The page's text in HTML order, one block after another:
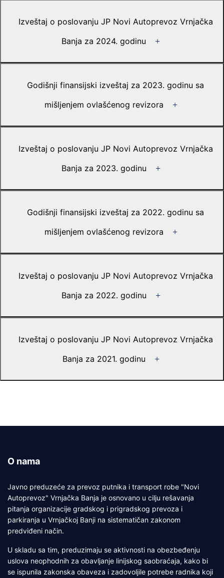
Izveštaj o poslovanju JP Novi Autoprevoz Vrnjačka
Banja za 2024. godinu
Godišnji finansijski izveštaj za 2023. godinu sa
mišljenjem ovlašćenog revizora
Izveštaj o poslovanju JP Novi Autoprevoz Vrnjačka
Banja za 2023. godinu
Godišnji finansijski izveštaj za 2022. godinu sa
mišljenjem ovlašćenog revizora
Izveštaj o poslovanju JP Novi Autoprevoz Vrnjačka
Banja za 2022. godinu
Izveštaj o poslovanju JP Novi Autoprevoz Vrnjačka
Banja za 2021. godinu
O nama
Javno preduzeće za prevoz putnika i transport robe "Novi
Autoprevoz" Vrnjačka Banja je osnovano u cilju rešavanja
pitanja organizacije gradskog i prigradskog prevoza i
parkiranja u Vrnjačkoj Banji na sistematičan zakonom
predviđeni način.
U skladu sa tim, preduzimaju se aktivnosti na obezbeđenju
uslova neophodnih za obavljanje linijskog saobraćaja, kako bi
se ispunila zakonska obaveza i zadovoljile potrebe radnika koji